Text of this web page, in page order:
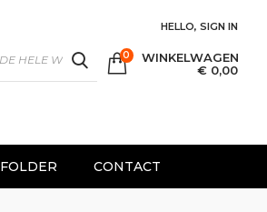
HELLO, SIGN IN
SEARCH WINKELWAGEN
€ 0,00
0
FOLDER CONTACT